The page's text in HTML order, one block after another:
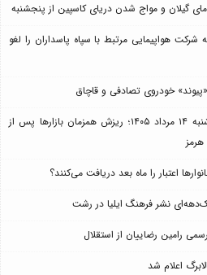
هواپیمایی مرتبط با سپاه پاسداران را لغو
خودروی تصادفی و قاچاق
قیمت طلا، سکه و دلار امروز چهارشنبه ۱۴ مرداد ۱۴۰۵؛ ریزش همزمان بازارها پس از
اعتبار را ماه بعد دریافت می‌کنند؟
نشر فرهنگ ایلیا در رشت
رامین رضاییان از استقلال
اعلام شد